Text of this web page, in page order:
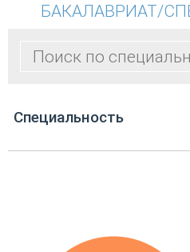
БАКАЛАВРИАТ/
Cпециальность